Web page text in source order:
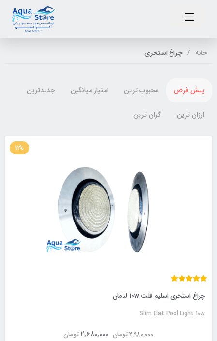
خانه چراغ استخری
پیش فرض محبوب ترین امتیاز میانگین جدیدترین
ارزان ترین گران ترین
11%
چراغ استخری اسلیم فلت 10w لدمان
Slim Flat Pool Light 10w
تومان2,980,000 تومان2,680,000